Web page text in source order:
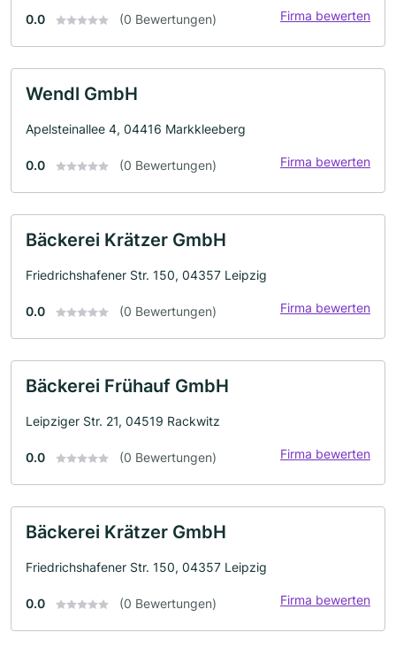
0.0 (0 Bewertungen) Firma bewerten
Wendl GmbH
Apelsteinallee 4, 04416 Markkleeberg
0.0 (0 Bewertungen) Firma bewerten
Bäckerei Krätzer GmbH
Friedrichshafener Str. 150, 04357 Leipzig
0.0 (0 Bewertungen) Firma bewerten
Bäckerei Frühauf GmbH
Leipziger Str. 21, 04519 Rackwitz
0.0 (0 Bewertungen) Firma bewerten
Bäckerei Krätzer GmbH
Friedrichshafener Str. 150, 04357 Leipzig
0.0 (0 Bewertungen) Firma bewerten